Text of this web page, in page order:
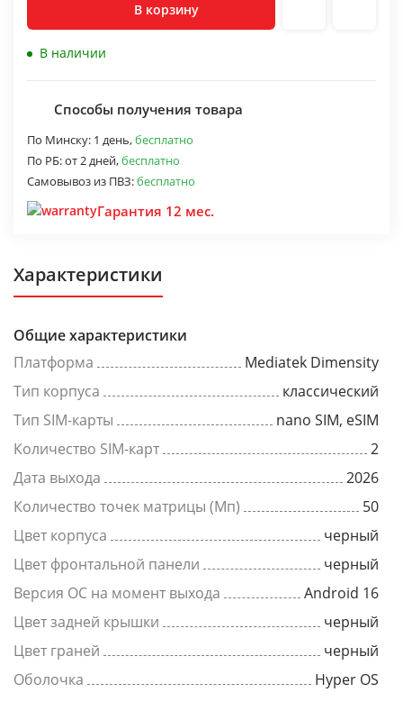
В корзину
В наличии
Способы получения товара
По Минску: 1 день,бесплатно
По РБ:от 2 дней,бесплатно
Самовывоз из ПВЗ:бесплатно
Гарантия 12 мес.
Характеристики
Общие характеристики
Платформа
Mediatek Dimensity
Тип корпуса
классический
Тип SIM-карты
nano SIM, eSIM
Количество SIM-карт
2
Дата выхода
2026
Количество точек матрицы (Мп)
50
Цвет корпуса
черный
Цвет фронтальной панели
черный
Версия ОС на момент выхода
Android 16
Цвет задней крышки
черный
Цвет граней
черный
Оболочка
Hyper OS